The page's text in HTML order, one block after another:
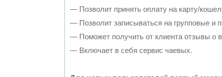
— Позволит принять оплату на карту/
— Позволит записываться на групповые и
— Поможет получить от клиента отзывы о
— Включает в себя сервис чаевых.